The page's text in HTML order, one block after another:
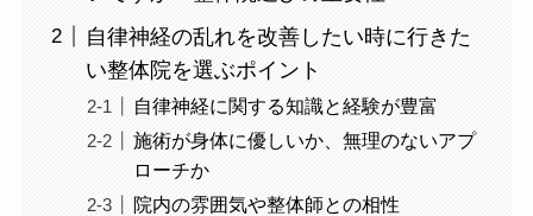
自律神経の乱れを改善したい時に行きた
い整体院を選ぶポイント
自律神経に関する知識と経験が豊富
施術が身体に優しいか、無理のないアプ
ローチか
院内の雰囲気や整体師との相性